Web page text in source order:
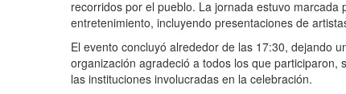
recorridos por el pueblo. La jornada estuvo
entretenimiento, incluyendo presentaciones de
El evento concluyó alrededor de las 17:30, dejando
organización agradeció a todos los que
las instituciones involucradas en la celebración.